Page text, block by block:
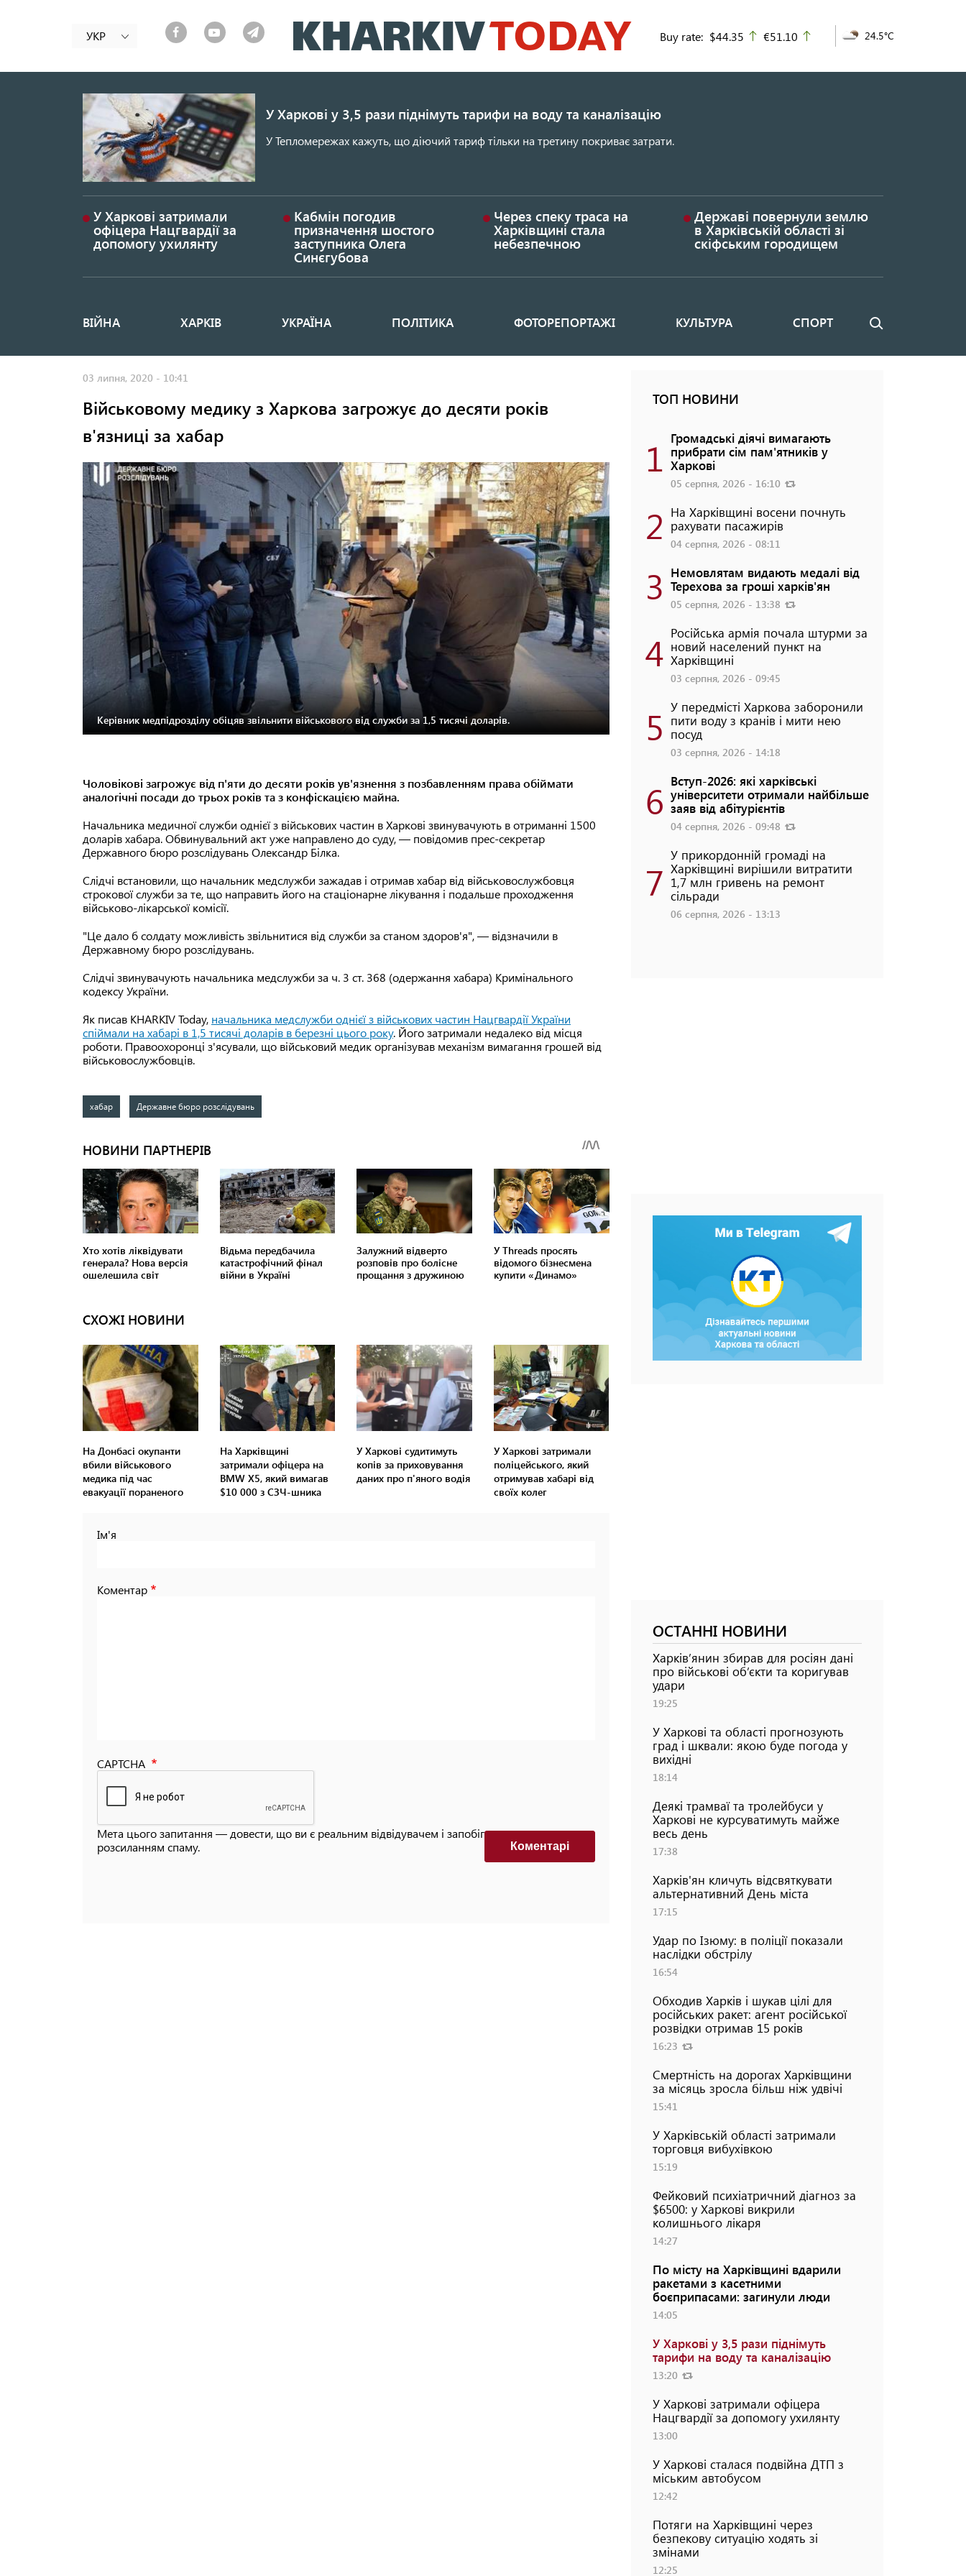
до
основного
УКР Buy rate: $44.35 up
€51.10 24.5°C
У Харкові у 3,5 рази піднімуть тарифи на воду та каналізацію
У Тепломережах кажуть, що діючий тариф тільки на третину покриває затрати.
У Харкові затримали
офіцера Нацгвардії за
допомогу ухилянту
Кабмін погодив
призначення шостого
заступника Олега
Синєгубова
Через спеку траса на
Харківщині стала
небезпечною
Державі повернули землю
в Харківській області зі
скіфським городищем
Основная
ВІЙНА ХАРКІВ УКРАЇНА ПОЛІТИКА ФОТОРЕПОРТАЖІ КУЛЬТУРА СПОРТ Пошук
03 липня, 2020 - 10:41
Військовому медику з Харкова загрожує до десяти років
в'язниці за хабар
Керівник медпідрозділу обіцяв звільнити військового від служби за 1,5 тисячі доларів.
Чоловікові загрожує від п'яти до десяти років ув'язнення з позбавленням права обіймати
аналогічні посади до трьох років та з конфіскацією майна.
Начальника медичної служби однієї з військових частин в Харкові звинувачують в отриманні 1500
доларів хабара. Обвинувальний акт уже направлено до суду, — повідомив прес-секретар
Державного бюро розслідувань Олександр Білка.
Слідчі встановили, що начальник медслужби зажадав і отримав хабар від військовослужбовця
строкової служби за те, що направить його на стаціонарне лікування і подальше проходження
військово-лікарської комісії.
"Це дало б солдату можливість звільнитися від служби за станом здоров'я", — відзначили в
Державному бюро розслідувань.
Слідчі звинувачують начальника медслужби за ч. 3 ст. 368 (одержання хабара) Кримінального
кодексу України.
Як писав KHARKIV Today, начальника медслужби однієї з військових частин Нацгвардії України
спіймали на хабарі в 1,5 тисячі доларів в березні цього року. Його затримали недалеко від місця
роботи. Правоохоронці з'ясували, що військовий медик організував механізм вимагання грошей від
військовослужбовців.
хабар Державне бюро розслідувань
СХОЖІ НОВИНИ
На Донбасі окупанти
вбили військового
медика під час
евакуації пораненого
На Харківщині
затримали офіцера на
BMW Х5, який вимагав
$10 000 з СЗЧ-шника
У Харкові судитимуть
копів за приховування
даних про п'яного водія
У Харкові затримали
поліцейського, який
отримував хабарі від
своїх колег
Ім'я
Коментар
CAPTCHA
Мета цього запитання — довести, що ви є реальним відвідувачем і запобігти автоматизованим
розсиланням спаму.
Коментарi
ТОП НОВИНИ
1 Громадські діячі вимагають
прибрати сім пам'ятників у
Харкові
05 серпня, 2026 - 16:10
2 На Харківщині восени почнуть
рахувати пасажирів
04 серпня, 2026 - 08:11
3 Немовлятам видають медалі від
Терехова за гроші харків'ян
05 серпня, 2026 - 13:38
4 Російська армія почала штурми за
новий населений пункт на
Харківщині
03 серпня, 2026 - 09:45
5 У передмісті Харкова заборонили
пити воду з кранів і мити нею
посуд
03 серпня, 2026 - 14:18
6 Вступ-2026: які харківські
університети отримали найбільше
заяв від абітурієнтів
04 серпня, 2026 - 09:48
7
У прикордонній громаді на
Харківщині вирішили витратити
1,7 млн гривень на ремонт
сільради
06 серпня, 2026 - 13:13
ОСТАННІ НОВИНИ
Харків’янин збирав для росіян дані
про військові об’єкти та коригував
удари
19:25
У Харкові та області прогнозують
град і шквали: якою буде погода у
вихідні
18:14
Деякі трамваї та тролейбуси у
Харкові не курсуватимуть майже
весь день
17:38
Харків'ян кличуть відсвяткувати
альтернативний День міста
17:15
Удар по Ізюму: в поліції показали
наслідки обстрілу
16:54
Обходив Харків і шукав цілі для
російських ракет: агент російської
розвідки отримав 15 років
16:23
Смертність на дорогах Харківщини
за місяць зросла більш ніж удвічі
15:41
У Харківській області затримали
торговця вибухівкою
15:19
Фейковий психіатричний діагноз за
$6500: у Харкові викрили
колишнього лікаря
14:27
По місту на Харківщині вдарили
ракетами з касетними
боєприпасами: загинули люди
14:05
У Харкові у 3,5 рази піднімуть
тарифи на воду та каналізацію
13:20
У Харкові затримали офіцера
Нацгвардії за допомогу ухилянту
13:00
У Харкові сталася подвійна ДТП з
міським автобусом
12:42
Потяги на Харківщині через
безпекову ситуацію ходять зі
змінами
12:25